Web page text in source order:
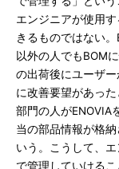
エンジニアが使用
きるものではない
以外の人でもBOM
の出荷後にユーザ
に改善要望があっ
部門の人がENOVIA
当の部品情報が格
いう。こうして、
で管理していける